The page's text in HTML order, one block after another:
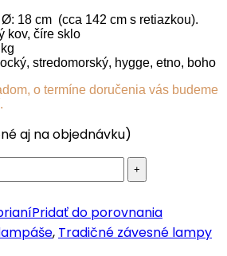
Ø: 18 cm (cca 142 cm s retiazkou).
kov, číre sklo
stredomorský, hygge, etno, boho
o termíne doručenia vás budeme
aj na objednávku)
Pridať do porovnania
, Tradičné závesné lampy